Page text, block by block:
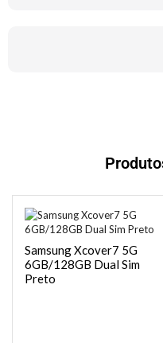
Samsung Xcover7 5G
6GB/128GB Dual Sim
Preto